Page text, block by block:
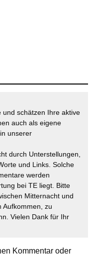
schätzen Ihre aktive
auch als eigene
unserer
durch Unterstellungen,
und Links. Solche
werden
bei TE liegt. Bitte
Mitternacht und
Aufkommen, zu
Vielen Dank für Ihr
Kommentar oder